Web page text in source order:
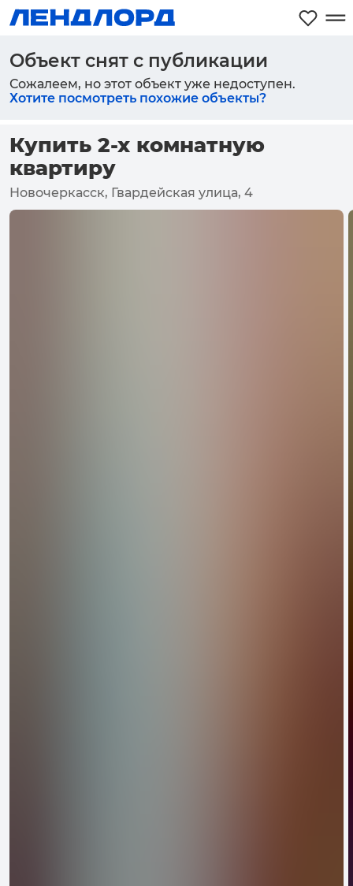
Объект снят с публикации
Сожалеем, но этот объект уже недоступен.
Хотите посмотреть похожие объекты?
Купить 2-х комнатную
квартиру
Новочеркасск, Гвардейская улица, 4